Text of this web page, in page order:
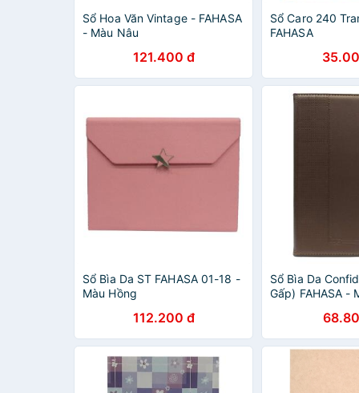
Sổ Hoa Văn Vintage - FAHASA
- Màu Nâu
121.400 đ
Sổ Caro 240
FAHASA
Sổ Bìa Da ST FAHASA 01-18 -
Màu Hồng
112.200 đ
Sổ Bìa Da
Gấp) FAHASA -